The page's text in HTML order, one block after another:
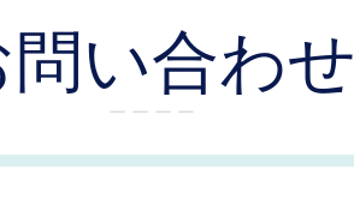
問い合わせ
ー ー ー ー